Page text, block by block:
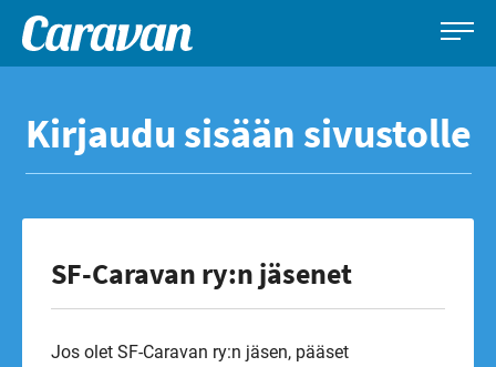
sisältöön
Caravan-
Leirintämatkailun
Kirjaudu sisään sivustolle
SF-Caravan ry:n jäsenet
Jos olet SF-Caravan ry:n jäsen, pääset